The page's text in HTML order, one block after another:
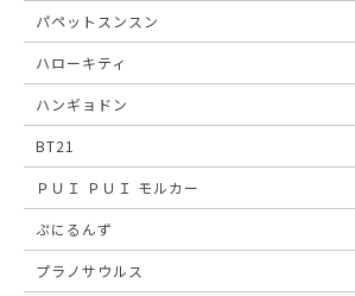
パペットスンスン
ハローキティ
ハンギョドン
BT21
ＰＵＩ ＰＵＩ モルカー
ぷにるんず
プラノサウルス